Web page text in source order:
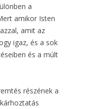
a
amikor Isten
amit az
igaz, és a sok
és a múlt
részének a